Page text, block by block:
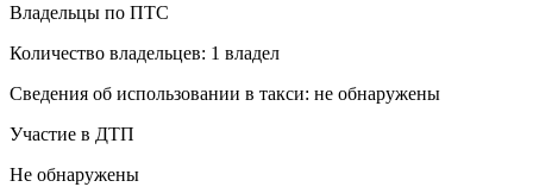
Владельцы по ПТС
Количество владельцев: 1 владел
Сведения об использовании в такси: не обнаружены
Участие в ДТП
Не обнаружены